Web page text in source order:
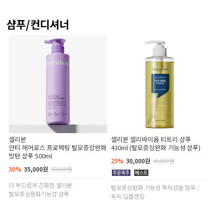
샴푸/컨디셔너
셀리본
안티 헤어로스 프로텍팅 탈모증상완화
방탄 샴푸 500ml
30% 35,000원 50,000원
더 부드럽게 진화한 셀리본
탈모증상완화기능성 샴푸
셀리본 셀리바이옴 티트리 샴푸
430ml (탈모증상완화 기능성 샴푸)
25% 30,000원 40,000원
탈모증상환화 기능성 특허성분 함유 /
두피 딥클렌징